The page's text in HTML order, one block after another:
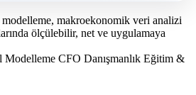
makroekonomik veri analizi
ölçülebilir, net ve uygulamaya
Modelleme CFO Danışmanlık Eğitim &